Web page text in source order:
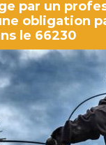
par un
obligation
le 66230